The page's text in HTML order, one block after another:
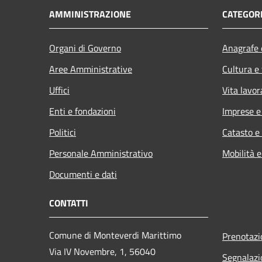
AMMINISTRAZIONE
Organi di Governo
Aree Amministrative
Uffici
Enti e fondazioni
Politici
Personale Amministrativo
Documenti e dati
Cultura
Vita
Imprese
Catasto
Mobilità
CONTATTI
Comune di Monteverdi Marittimo
Via IV Novembre, 1, 56040